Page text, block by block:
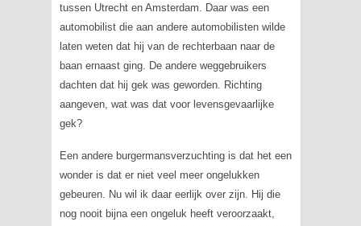
tussen Utrecht en Amsterdam. Daar was een
automobilist die aan andere automobilisten wilde
laten weten dat hij van de rechterbaan naar de
baan ernaast ging. De andere weggebruikers
dachten dat hij gek was geworden. Richting
aangeven, wat was dat voor levensgevaarlijke
gek?
Een andere burgermansverzuchting is dat het een
wonder is dat er niet veel meer ongelukken
gebeuren. Nu wil ik daar eerlijk over zijn. Hij die
nog nooit bijna een ongeluk heeft veroorzaakt,